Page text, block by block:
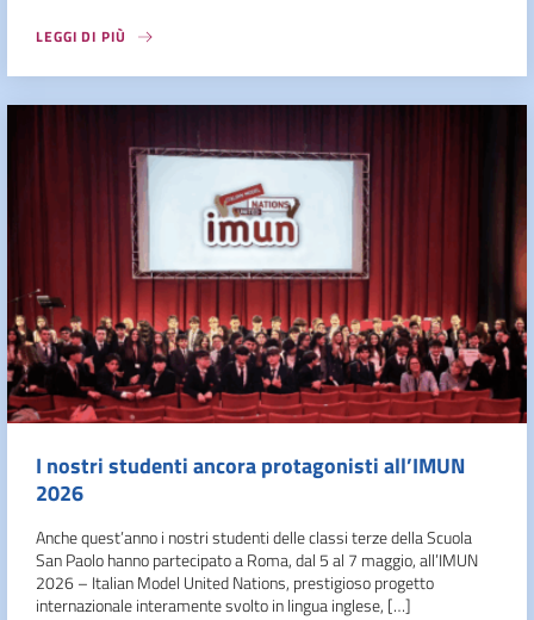
LEGGI DI PIÙ
I nostri studenti ancora protagonisti all’IMUN
2026
Anche quest’anno i nostri studenti delle classi terze della Scuola
San Paolo hanno partecipato a Roma, dal 5 al 7 maggio, all’IMUN
2026 – Italian Model United Nations, prestigioso progetto
internazionale interamente svolto in lingua inglese, […]